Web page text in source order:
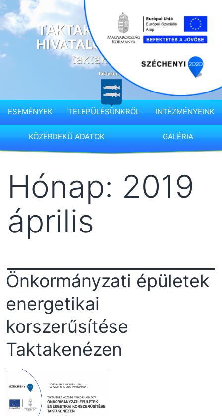
Ugrás
a
tartalomhozTAKTAKENÉZ KÖZSÉG
HIVATALOS HONLAPJA
taktakenez.hu
ESEMÉNYEK TELEPÜLÉSÜNKRŐL INTÉZMÉNYEINK
KÖZÉRDEKŰ ADATOK GALÉRIA
Hónap: 2019
április
Önkormányzati épületek
energetikai
korszerűsítése
Taktakenézen